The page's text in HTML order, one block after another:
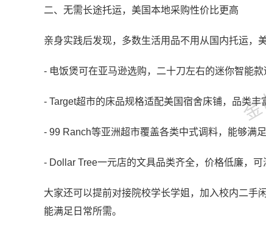
二、无需长途托运，美国本地采购性价比更高
亲身实践后发现，多数生活用品不用从国内托运，
- 电饭煲可在亚马逊选购，二十刀左右的迷你智能
- Target超市的床品规格适配美国宿舍床铺，品类丰
- 99 Ranch等亚洲超市覆盖各类中式调料，能够满
- Dollar Tree一元店的文具品类齐全，价格低廉，可
大家还可以提前对接院校学长学姐，加入校内二手
能满足日常所需。